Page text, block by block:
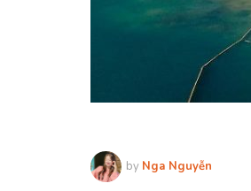
by Nga Nguyễn